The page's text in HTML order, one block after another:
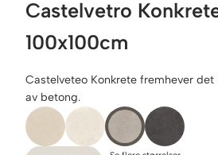
Castelvetro
100x100cm
Castelveteo Konkrete fremhever
av betong.